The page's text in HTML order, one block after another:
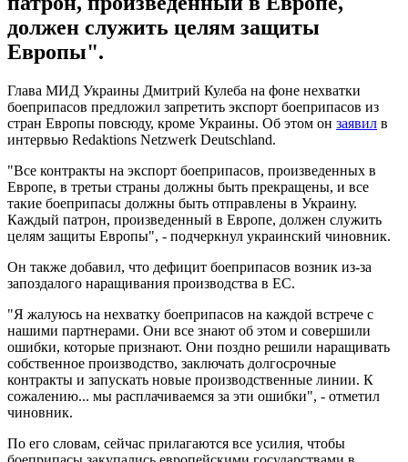
должен служить целям защиты
Европы".
Глава МИД Украины Дмитрий Кулеба на фоне нехватки
боеприпасов предложил запретить экспорт боеприпасов из
стран Европы повсюду, кроме Украины. Об этом он заявил в
интервью Redaktions Netzwerk Deutschland.
"Все контракты на экспорт боеприпасов, произведенных в
Европе, в третьи страны должны быть прекращены, и все
такие боеприпасы должны быть отправлены в Украину.
Каждый патрон, произведенный в Европе, должен служить
целям защиты Европы", - подчеркнул украинский чиновник.
Он также добавил, что дефицит боеприпасов возник из-за
запоздалого наращивания производства в ЕС.
"Я жалуюсь на нехватку боеприпасов на каждой встрече с
нашими партнерами. Они все знают об этом и совершили
ошибки, которые признают. Они поздно решили наращивать
собственное производство, заключать долгосрочные
контракты и запускать новые производственные линии. К
сожалению... мы расплачиваемся за эти ошибки", - отметил
чиновник.
По его словам, сейчас прилагаются все усилия, чтобы